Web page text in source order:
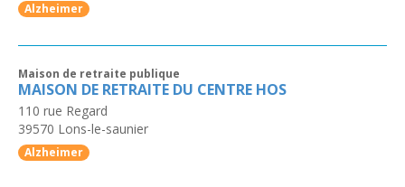
Alzheimer
Maison de retraite publique
MAISON DE RETRAITE DU CENTRE HOS
110 rue Regard
39570 Lons-le-saunier
Alzheimer